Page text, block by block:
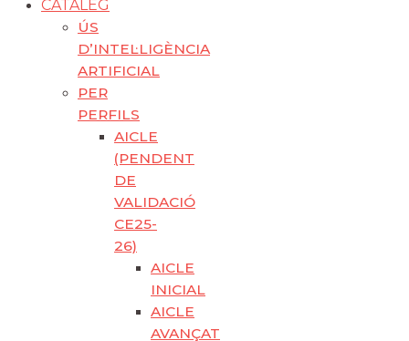
CATÀLEG
ÚS
D’INTEL·LIGÈNCIA
ARTIFICIAL
PER
PERFILS
AICLE
(PENDENT
DE
VALIDACIÓ
CE25-
26)
AICLE
INICIAL
AICLE
AVANÇAT